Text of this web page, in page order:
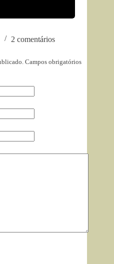
2 comentários
Campos obrigatórios